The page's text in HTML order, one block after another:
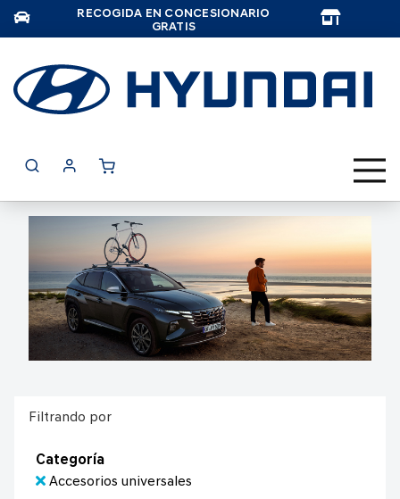
RECOGIDA EN CONCESIONARIO
GRATIS
Filtrando por
Categoría
Accesorios universales